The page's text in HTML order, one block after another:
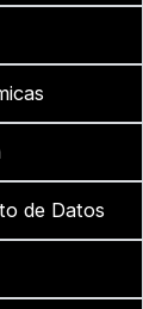
de Datos